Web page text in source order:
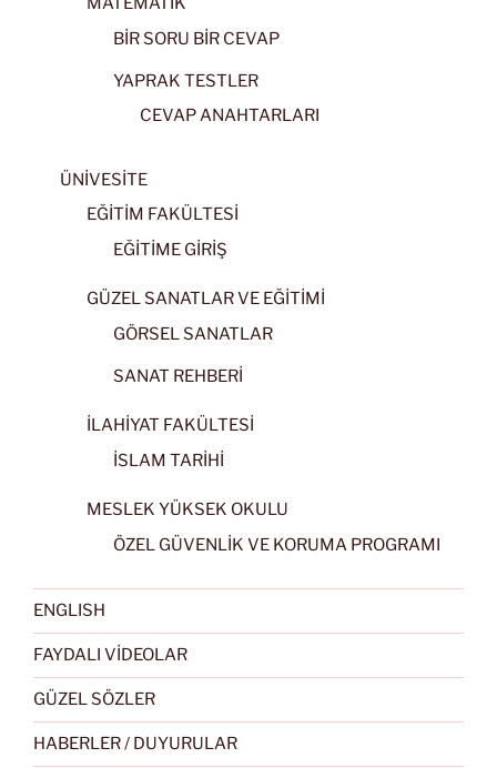
BİR SORU BİR CEVAP
YAPRAK TESTLER
CEVAP ANAHTARLARI
ÜNİVESİTE
EĞİTİM FAKÜLTESİ
EĞİTİME GİRİŞ
GÜZEL SANATLAR VE EĞİTİMİ
GÖRSEL SANATLAR
SANAT REHBERİ
İLAHİYAT FAKÜLTESİ
İSLAM TARİHİ
MESLEK YÜKSEK OKULU
ÖZEL GÜVENLİK VE KORUMA PROGRAMI
ENGLISH
FAYDALI VİDEOLAR
GÜZEL SÖZLER
HABERLER / DUYURULAR